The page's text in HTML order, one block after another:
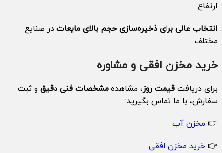
ارتفاع
انتخاب عالی برای ذخیره‌سازی حجم بالای مایعاتدر صنایع
مختلف
خرید مخزن افقی و مشاوره
برای دریافت قیمت روز، مشاهده مشخصات فنی دقیقو ثبت
سفارش، با ما تماس بگیرید:
👉 مخزن آب
👉 خرید مخزن افقی